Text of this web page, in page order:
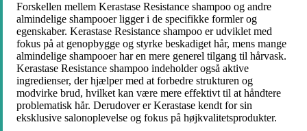
Forskellen mellem Kerastase Resistance shampoo og andre
almindelige shampooer ligger i de specifikke formler og
egenskaber. Kerastase Resistance shampoo er udviklet med
fokus på at genopbygge og styrke beskadiget hår, mens mange
almindelige shampooer har en mere generel tilgang til hårvask.
Kerastase Resistance shampoo indeholder også aktive
ingredienser, der hjælper med at forbedre strukturen og
modvirke brud, hvilket kan være mere effektivt til at håndtere
problematisk hår. Derudover er Kerastase kendt for sin
eksklusive salonoplevelse og fokus på højkvalitetsprodukter.